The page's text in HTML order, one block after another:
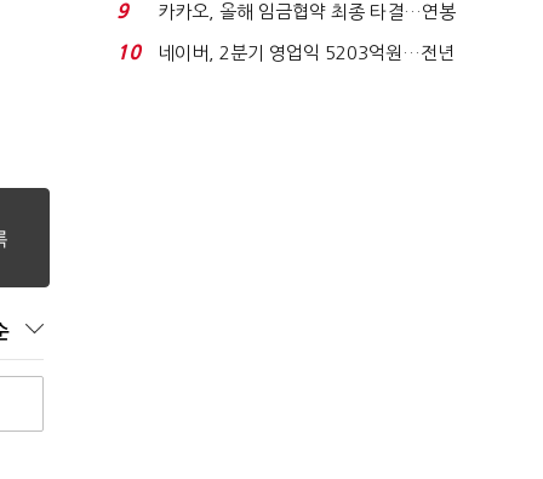
9
카카오, 올해 임금협약 최종 타결…연봉
6.3% 인상·격려...
10
네이버, 2분기 영업익 5203억원…전년